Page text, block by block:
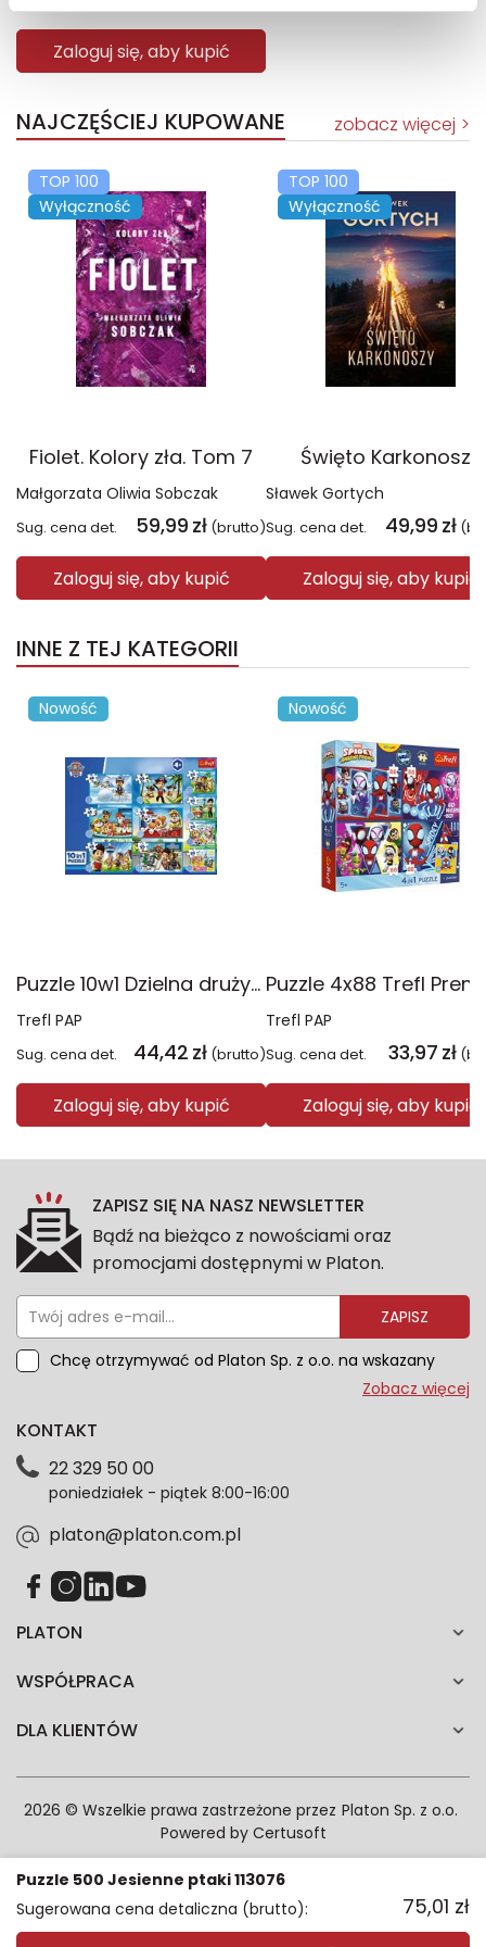
Zaloguj się, aby kupić
NAJCZĘŚCIEJ KUPOWANE zobacz więcej
TOP 100
Wyłączność
Fiolet. Kolory zła. Tom 7
Małgorzata Oliwia Sobczak
Sug. cena det. 59,99 zł (brutto)
Zaloguj się, aby kupić
TOP 100
Wyłączność
Święto Karkonoszy
Sławek Gortych
Sug. cena det. 49,99 zł
Zaloguj się, aby kupić
INNE Z TEJ KATEGORII
Nowość
Puzzle 10w1 Dzielna drużyna Psiego Patrolu 96012
Trefl PAP
Sug. cena det. 44,42 zł (brutto)
Zaloguj się, aby kupić
Nowość
Trefl PAP
Sug. cena det. 33,97 zł
Zaloguj się, aby kupić
Puzzle 500 Jesienne ptaki 113076
Sugerowana cena detaliczna (brutto):
75,01 zł
ZAPISZ SIĘ NA NASZ NEWSLETTER
Bądź na bieżąco z nowościami oraz
promocjami dostępnymi w Platon.
ZAPISZ
Chcę otrzymywać od Platon Sp. z o.o. na wskazany
przeze mnie adres e-mail informacje marketingowe
dotyczące danych osobowych znajdziesz w naszej
każdym czasie. Wycofanie zgody nie wpłynie na
zgodność z prawem przetwarzania dokonanego przed
Zobacz więcej
PLATON
WSPÓŁPRACA
DLA KLIENTÓW
KONTAKT
22 329 50 00
poniedziałek - piątek 8:00-16:00
platon@platon.com.pl
2026 © Wszelkie prawa zastrzeżone przez Platon Sp. z o.o.
Powered by Certusoft